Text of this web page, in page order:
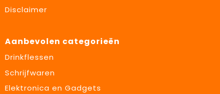
Disclaimer
Aanbevolen categorieën
Drinkflessen
Schrijfwaren
Elektronica en Gadgets